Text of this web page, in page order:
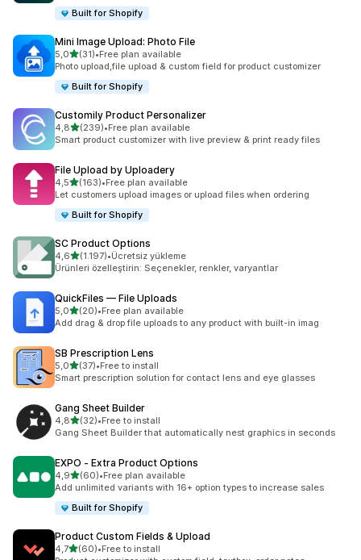
Built for Shopify
Mini Image Upload: Photo File
5,05 yıldız üzerinden
(31)
toplam 31 değerlendirme
•Free plan available
Photo upload,file upload & custom field for product customizer
Built for Shopify
Customily Product Personalizer
4,85 yıldız üzerinden
(239)
toplam 239 değerlendirme
•Free plan available
Smart product customizer with live preview & print ready files
File Upload by Uploadery
4,55 yıldız üzerinden
(163)
toplam 163 değerlendirme
•Free plan available
Let customers upload images or upload files when ordering
Built for Shopify
SC Product Options
4,65 yıldız üzerinden
(1.197)
toplam 1197 değerlendirme
•Ücretsiz yükleme
Ürünleri özelleştirin: Seçenekler, renkler, varyantlar
QuickFiles — File Uploads
5,05 yıldız üzerinden
(20)
toplam 20 değerlendirme
•Free plan available
Add drag & drop file uploads to any product with built-in imag
SB Prescription Lens
5,05 yıldız üzerinden
(37)
toplam 37 değerlendirme
•Free to install
Smart prescription solution for contact lens and eye glasses
Gang Sheet Builder
4,85 yıldız üzerinden
(32)
toplam 32 değerlendirme
•Free to install
Gang Sheet Builder that automatically nest graphics in seconds
EXPO ‑ Extra Product Options
4,95 yıldız üzerinden
(60)
toplam 60 değerlendirme
•Free plan available
Add unlimited variants with 16+ option types to increase sales
Built for Shopify
Product Custom Fields & Upload
4,75 yıldız üzerinden
(60)
toplam 60 değerlendirme
•Free to install